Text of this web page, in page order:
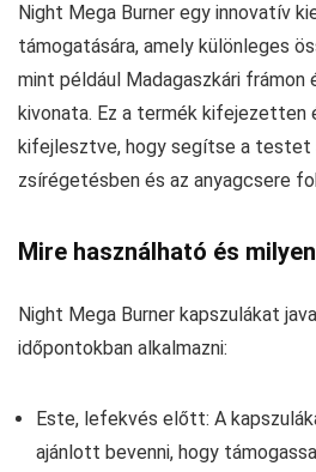
Night Mega Burner egy innovatív
támogatására, amely különleges
mint például Madagaszkári
kivonata. Ez a termék kifejezetten
kifejlesztve, hogy segítse a testet
zsírégetésben és az anyagcsere
Mire használható és
Night Mega Burner kapszulákat
időpontokban alkalmazni:
Este, lefekvés előtt: A
ajánlott bevenni, hogy